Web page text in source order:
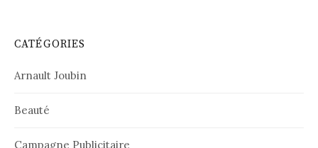
CATÉGORIES
Arnault Joubin
Beauté
Campagne Publicitaire